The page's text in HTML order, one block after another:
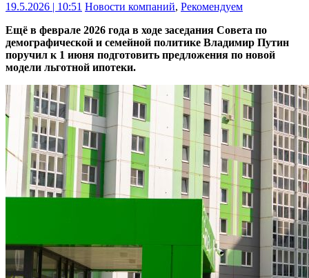
19.5.2026 | 10:51 Новости компаний, Рекомендуем
Ещё в феврале 2026 года в ходе заседания Совета по
демографической и семейной политике Владимир Путин
поручил к 1 июня подготовить предложения по новой
модели льготной ипотеки.